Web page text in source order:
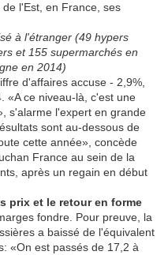
l'Est, en France, ses
à l'étranger (49 hypers
et 155 supermarchés en
en 2014)
d'affaires accuse - 2,9%,
«A ce niveau-là, c'est une
s'alarme l'expert en grande
sont au-dessous de
cette année», concède
France au sein de la
après un regain en début
prix et le retour en forme
fondre. Pour preuve, la
a baissé de l'équivalent
«On est passés de 17,2 à